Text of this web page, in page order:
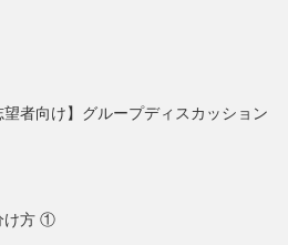
望者向け】グループディスカッション
け方 ①